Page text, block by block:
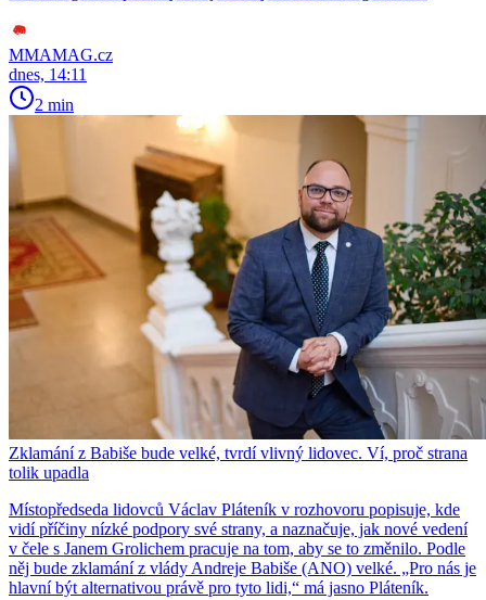
MMAMAG.cz
dnes, 14:11
2 min
Zklamání z Babiše bude velké, tvrdí vlivný lidovec. Ví, proč strana
tolik upadla
Místopředseda lidovců Václav Pláteník v rozhovoru popisuje, kde
vidí příčiny nízké podpory své strany, a naznačuje, jak nové vedení
v čele s Janem Grolichem pracuje na tom, aby se to změnilo. Podle
něj bude zklamání z vlády Andreje Babiše (ANO) velké. „Pro nás je
hlavní být alternativou právě pro tyto lidi,“ má jasno Pláteník.